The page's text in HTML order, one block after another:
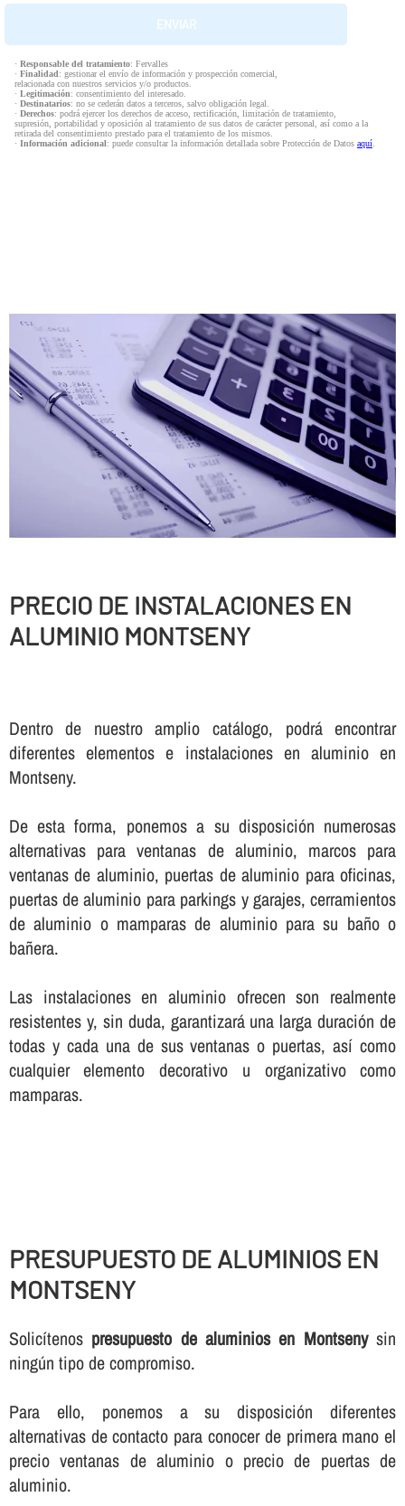
· Responsable del tratamiento: Fervalles
· Finalidad: gestionar el envío de información y prospección comercial,
relacionada con nuestros servicios y/o productos.
· Legitimación: consentimiento del interesado.
· Destinatarios: no se cederán datos a terceros, salvo obligación legal.
· Derechos: podrá ejercer los derechos de acceso, rectificación, limitación de tratamiento,
supresión, portabilidad y oposición al tratamiento de sus datos de carácter personal, así como a la
retirada del consentimiento prestado para el tratamiento de los mismos.
· Información adicional: puede consultar la información detallada sobre Protección de Datos aquí.
PRECIO DE INSTALACIONES EN
ALUMINIO MONTSENY
Dentro de nuestro amplio catálogo, podrá encontrar
diferentes elementos e instalaciones en aluminio en
Montseny.
De esta forma, ponemos a su disposición numerosas
alternativas para ventanas de aluminio, marcos para
ventanas de aluminio, puertas de aluminio para oficinas,
puertas de aluminio para parkings y garajes, cerramientos
de aluminio o mamparas de aluminio para su baño o
bañera.
Las instalaciones en aluminio ofrecen son realmente
resistentes y, sin duda, garantizará una larga duración de
todas y cada una de sus ventanas o puertas, así­ como
cualquier elemento decorativo u organizativo como
mamparas.
PRESUPUESTO DE ALUMINIOS EN
MONTSENY
Solicí­tenos presupuesto de aluminios en Montsenysin
ningún tipo de compromiso.
Para ello, ponemos a su disposición diferentes
alternativas de contacto para conocer de primera mano el
precio ventanas de aluminio o precio de puertas de
aluminio.